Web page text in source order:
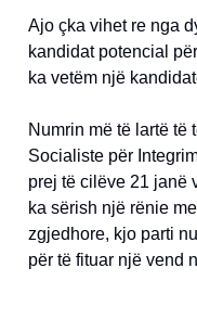
Ajo çka vihet re nga
kandidat potencial
ka vetëm një
Numrin më të lartë të
Socialiste për
prej të cilëve 21 janë
ka sërish një rënie
zgjedhore, kjo parti
për të fituar një vend